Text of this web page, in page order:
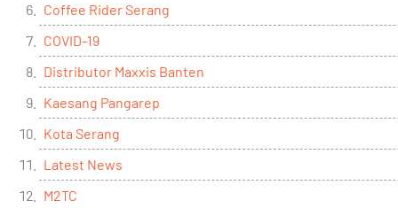
Coffee Rider Serang
COVID-19
Distributor Maxxis Banten
Kaesang Pangarep
Kota Serang
Latest News
M2TC